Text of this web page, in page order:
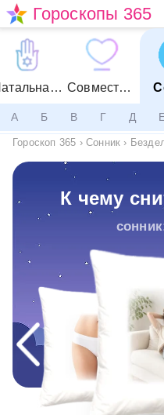
Гороскопы 365
Натальная карта Совместимость
А Б В Г Д
Гороскоп 365 › Сонник ›
К чему